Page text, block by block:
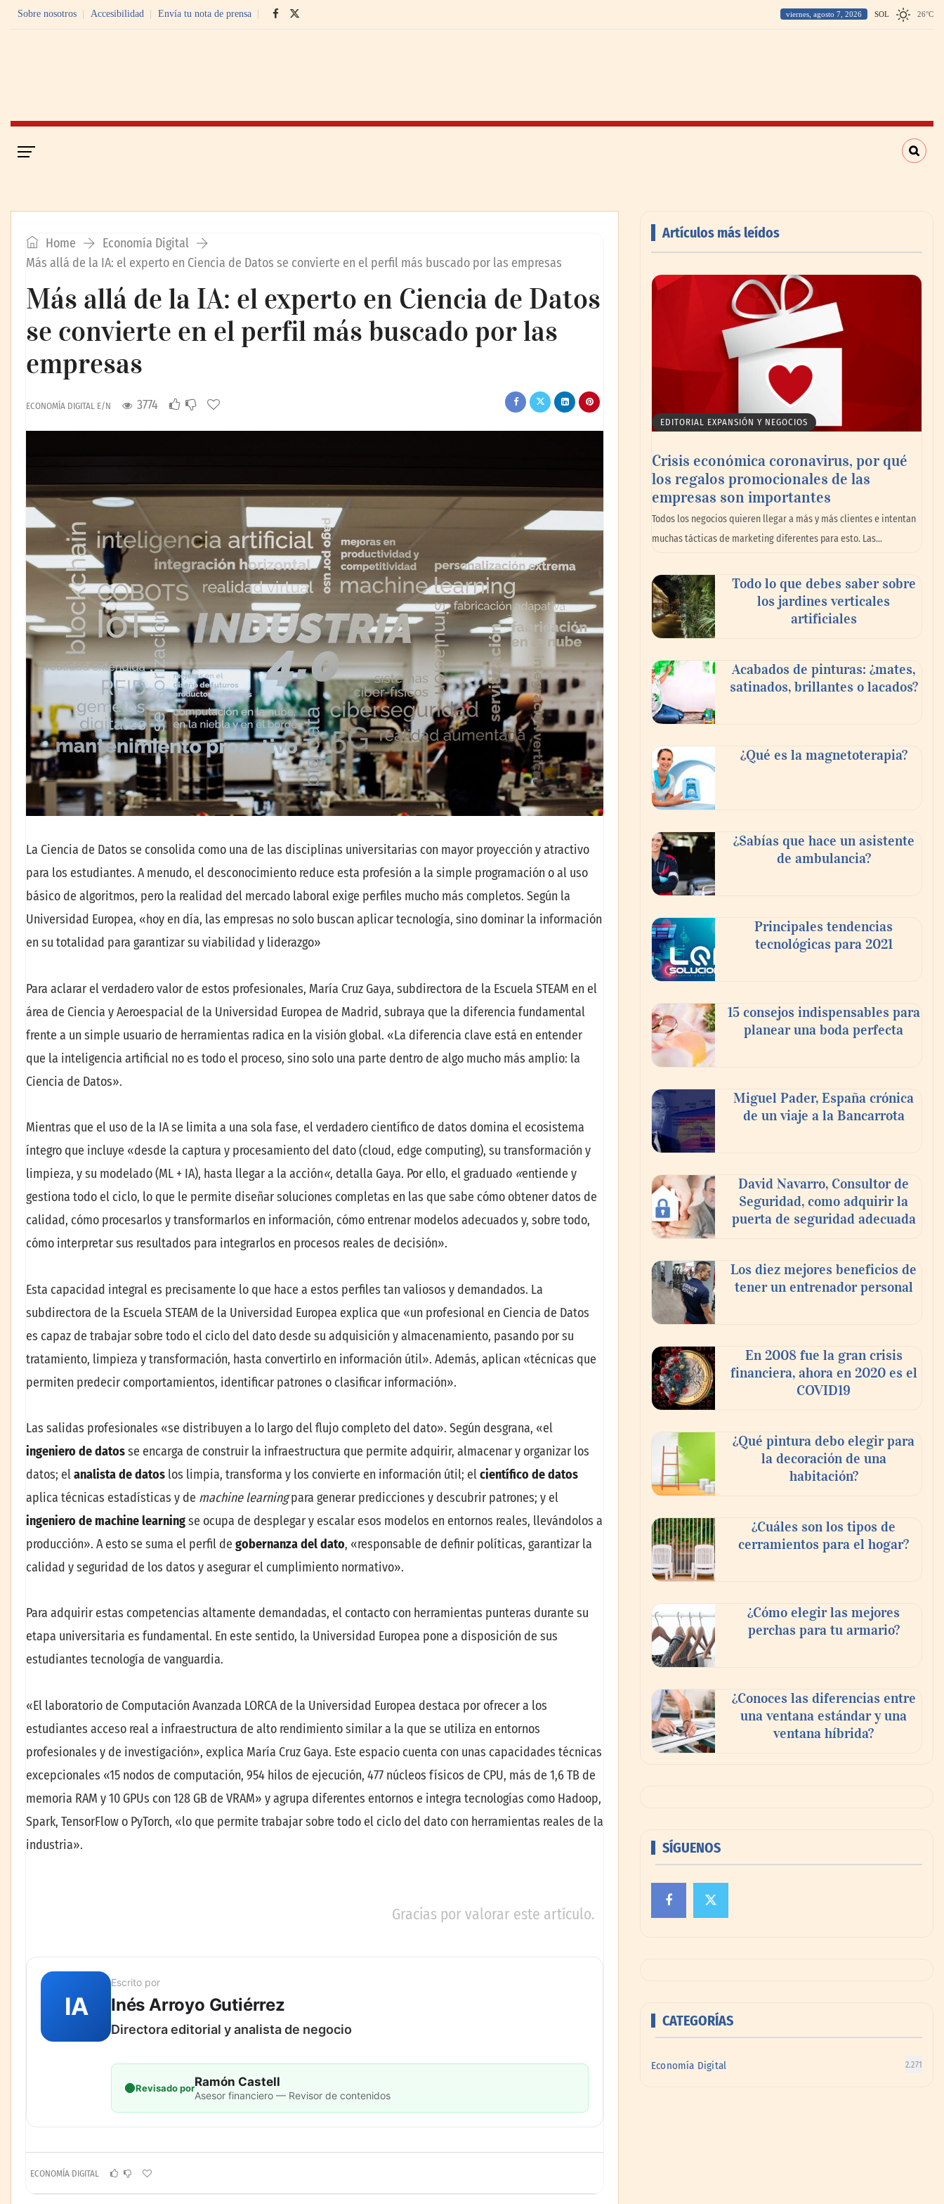
Sobre nosotros Accesibilidad Envía tu nota de prensa viernes, agosto 7, 2026 SOL 26°C
Home
Economía Digital
Más allá de la IA: el experto en Ciencia de Datos se convierte en el perfil más buscado por las empresas
Más allá de la IA: el experto en Ciencia de Datos
se convierte en el perfil más buscado por las
empresas
ECONOMÍA DIGITAL E/N 3774
La Ciencia de Datos se consolida como una de las disciplinas universitarias con mayor proyección y atractivo
para los estudiantes. A menudo, el desconocimiento reduce esta profesión a la simple programación o al uso
básico de algoritmos, pero la realidad del mercado laboral exige perfiles mucho más completos. Según la
Universidad Europea, «hoy en día, las empresas no solo buscan aplicar tecnología, sino dominar la información
en su totalidad para garantizar su viabilidad y liderazgo»
Para aclarar el verdadero valor de estos profesionales, María Cruz Gaya, subdirectora de la Escuela STEAM en el
área de Ciencia y Aeroespacial de la Universidad Europea de Madrid, subraya que la diferencia fundamental
frente a un simple usuario de herramientas radica en la visión global. «La diferencia clave está en entender
que la inteligencia artificial no es todo el proceso, sino solo una parte dentro de algo mucho más amplio: la
Ciencia de Datos».
Mientras que el uso de la IA se limita a una sola fase, el verdadero científico de datos domina el ecosistema
íntegro que incluye «desde la captura y procesamiento del dato (cloud, edge computing), su transformación y
limpieza, y su modelado (ML + IA), hasta llegar a la acción«, detalla Gaya. Por ello, el graduado «entiende y
gestiona todo el ciclo, lo que le permite diseñar soluciones completas en las que sabe cómo obtener datos de
calidad, cómo procesarlos y transformarlos en información, cómo entrenar modelos adecuados y, sobre todo,
cómo interpretar sus resultados para integrarlos en procesos reales de decisión».
Esta capacidad integral es precisamente lo que hace a estos perfiles tan valiosos y demandados. La
subdirectora de la Escuela STEAM de la Universidad Europea explica que «un profesional en Ciencia de Datos
es capaz de trabajar sobre todo el ciclo del dato desde su adquisición y almacenamiento, pasando por su
tratamiento, limpieza y transformación, hasta convertirlo en información útil». Además, aplican «técnicas que
permiten predecir comportamientos, identificar patrones o clasificar información».
Las salidas profesionales «se distribuyen a lo largo del flujo completo del dato». Según desgrana, «el
ingeniero de datosse encarga de construir la infraestructura que permite adquirir, almacenar y organizar los
datos; elanalista de datos los limpia, transforma y los convierte en información útil; elcientífico de datos
aplica técnicas estadísticas y de machine learningpara generar predicciones y descubrir patrones; y el
ingeniero de machine learningse ocupa de desplegar y escalar esos modelos en entornos reales, llevándolos a
producción». A esto se suma el perfil de gobernanza del dato, «responsable de definir políticas, garantizar la
calidad y seguridad de los datos y asegurar el cumplimiento normativo».
Para adquirir estas competencias altamente demandadas, el contacto con herramientas punteras durante su
etapa universitaria es fundamental. En este sentido, la Universidad Europea pone a disposición de sus
estudiantes tecnología de vanguardia.
«El laboratorio de Computación Avanzada LORCA de la Universidad Europea destaca por ofrecer a los
estudiantes acceso real a infraestructura de alto rendimiento similar a la que se utiliza en entornos
profesionales y de investigación», explica María Cruz Gaya. Este espacio cuenta con unas capacidades técnicas
excepcionales «15 nodos de computación, 954 hilos de ejecución, 477 núcleos físicos de CPU, más de 1,6 TB de
memoria RAM y 10 GPUs con 128 GB de VRAM» y agrupa diferentes entornos e integra tecnologías como Hadoop,
Spark, TensorFlow o PyTorch, «lo que permite trabajar sobre todo el ciclo del dato con herramientas reales de la
industria».
Gracias por valorar este artículo.
IA
Escrito por
Inés Arroyo Gutiérrez
Directora editorial y analista de negocio
Revisado porRamón Castell
Asesor financiero — Revisor de contenidos
ECONOMÍA DIGITAL
Artículos más leídos
EDITORIAL EXPANSIÓN Y NEGOCIOS
Crisis económica coronavirus, por qué
los regalos promocionales de las
empresas son importantes
Todos los negocios quieren llegar a más y más clientes e intentan
muchas tácticas de marketing diferentes para esto. Las…
Todo lo que debes saber sobre
los jardines verticales
artificiales
Acabados de pinturas: ¿mates,
satinados, brillantes o lacados?
¿Qué es la magnetoterapia?
¿Sabías que hace un asistente
de ambulancia?
Principales tendencias
tecnológicas para 2021
15 consejos indispensables para
planear una boda perfecta
Miguel Pader, España crónica
de un viaje a la Bancarrota
David Navarro, Consultor de
Seguridad, como adquirir la
puerta de seguridad adecuada
Los diez mejores beneficios de
tener un entrenador personal
En 2008 fue la gran crisis
financiera, ahora en 2020 es el
COVID19
¿Qué pintura debo elegir para
la decoración de una
habitación?
¿Cuáles son los tipos de
cerramientos para el hogar?
¿Cómo elegir las mejores
perchas para tu armario?
¿Conoces las diferencias entre
una ventana estándar y una
ventana híbrida?
SÍGUENOS
CATEGORÍAS
Economía Digital 2.271